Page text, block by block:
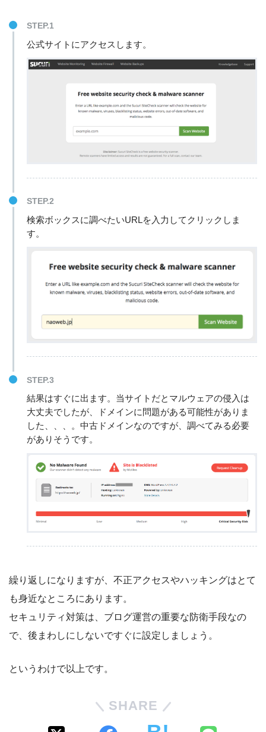
STEP.1
公式サイトにアクセスします。
STEP.2
検索ボックスに調べたいURLを入力してクリックしま
す。
STEP.3
結果はすぐに出ます。当サイトだとマルウェアの侵入は
大丈夫でしたが、ドメインに問題がある可能性がありま
した、、、。中古ドメインなのですが、調べてみる必要
がありそうです。
繰り返しになりますが、不正アクセスやハッキングはとて
も身近なところにあります。
セキュリティ対策は、ブログ運営の重要な防衛手段なの
で、後まわしにしないですぐに設定しましょう。
というわけで以上です。
SHARE